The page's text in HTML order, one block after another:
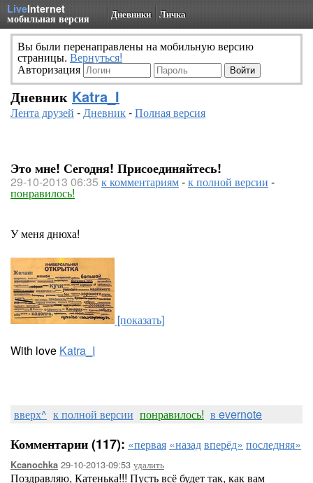
LiveInternet
мобильная версия Дневники Личка
Вы были перенаправлены на мобильную версию
страницы. Вернуться!
Авторизация
Дневник Katra_I
Лента друзей -Дневник-Полная версия
Это мне! Сегодня! Присоединяйтесь!
29-10-2013 06:35 к комментариям-к полной версии -
понравилось!
У меня днюха!
[показать]
With love Katra_I
вверх^ к полной версии понравилось! в evernote
Комментарии (117): «первая «назадвперёд» последняя»
Kcanochka 29-10-2013-09:53 удалить
Поздравляю, Катенька!!! Пусть всё будет так, как вам